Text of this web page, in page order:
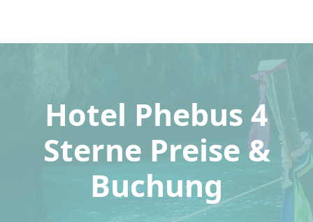
Hotel Phebus 4
Sterne Preise &
Buchung